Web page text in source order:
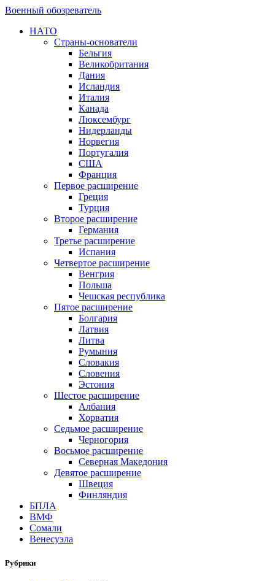
Военный обозреватель
НАТО
Страны-основатели
Бельгия
Великобритания
Дания
Исландия
Италия
Канада
Люксембург
Нидерланды
Норвегия
Португалия
США
Франция
Первое расширение
Греция
Турция
Второе расширение
Германия
Третье расширение
Испания
Четвертое расширение
Венгрия
Польша
Чешская республика
Пятое расширение
Болгария
Латвия
Литва
Румыния
Словакия
Словения
Эстония
Шестое расширение
Албания
Хорватия
Седьмое расширение
Черногория
Восьмое расширение
Северная Македония
Девятое расширение
Швеция
Финляндия
БПЛА
ВМФ
Сомали
Венесуэла
Рубрики